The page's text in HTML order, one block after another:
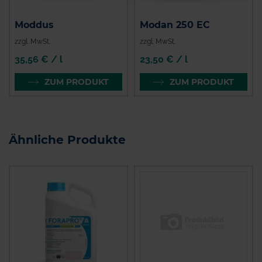
Moddus
zzgl. MwSt.
35,56 € / l
ZUM PRODUKT
Modan 250 EC
zzgl. MwSt.
23,50 € / l
ZUM PRODUKT
Ähnliche Produkte